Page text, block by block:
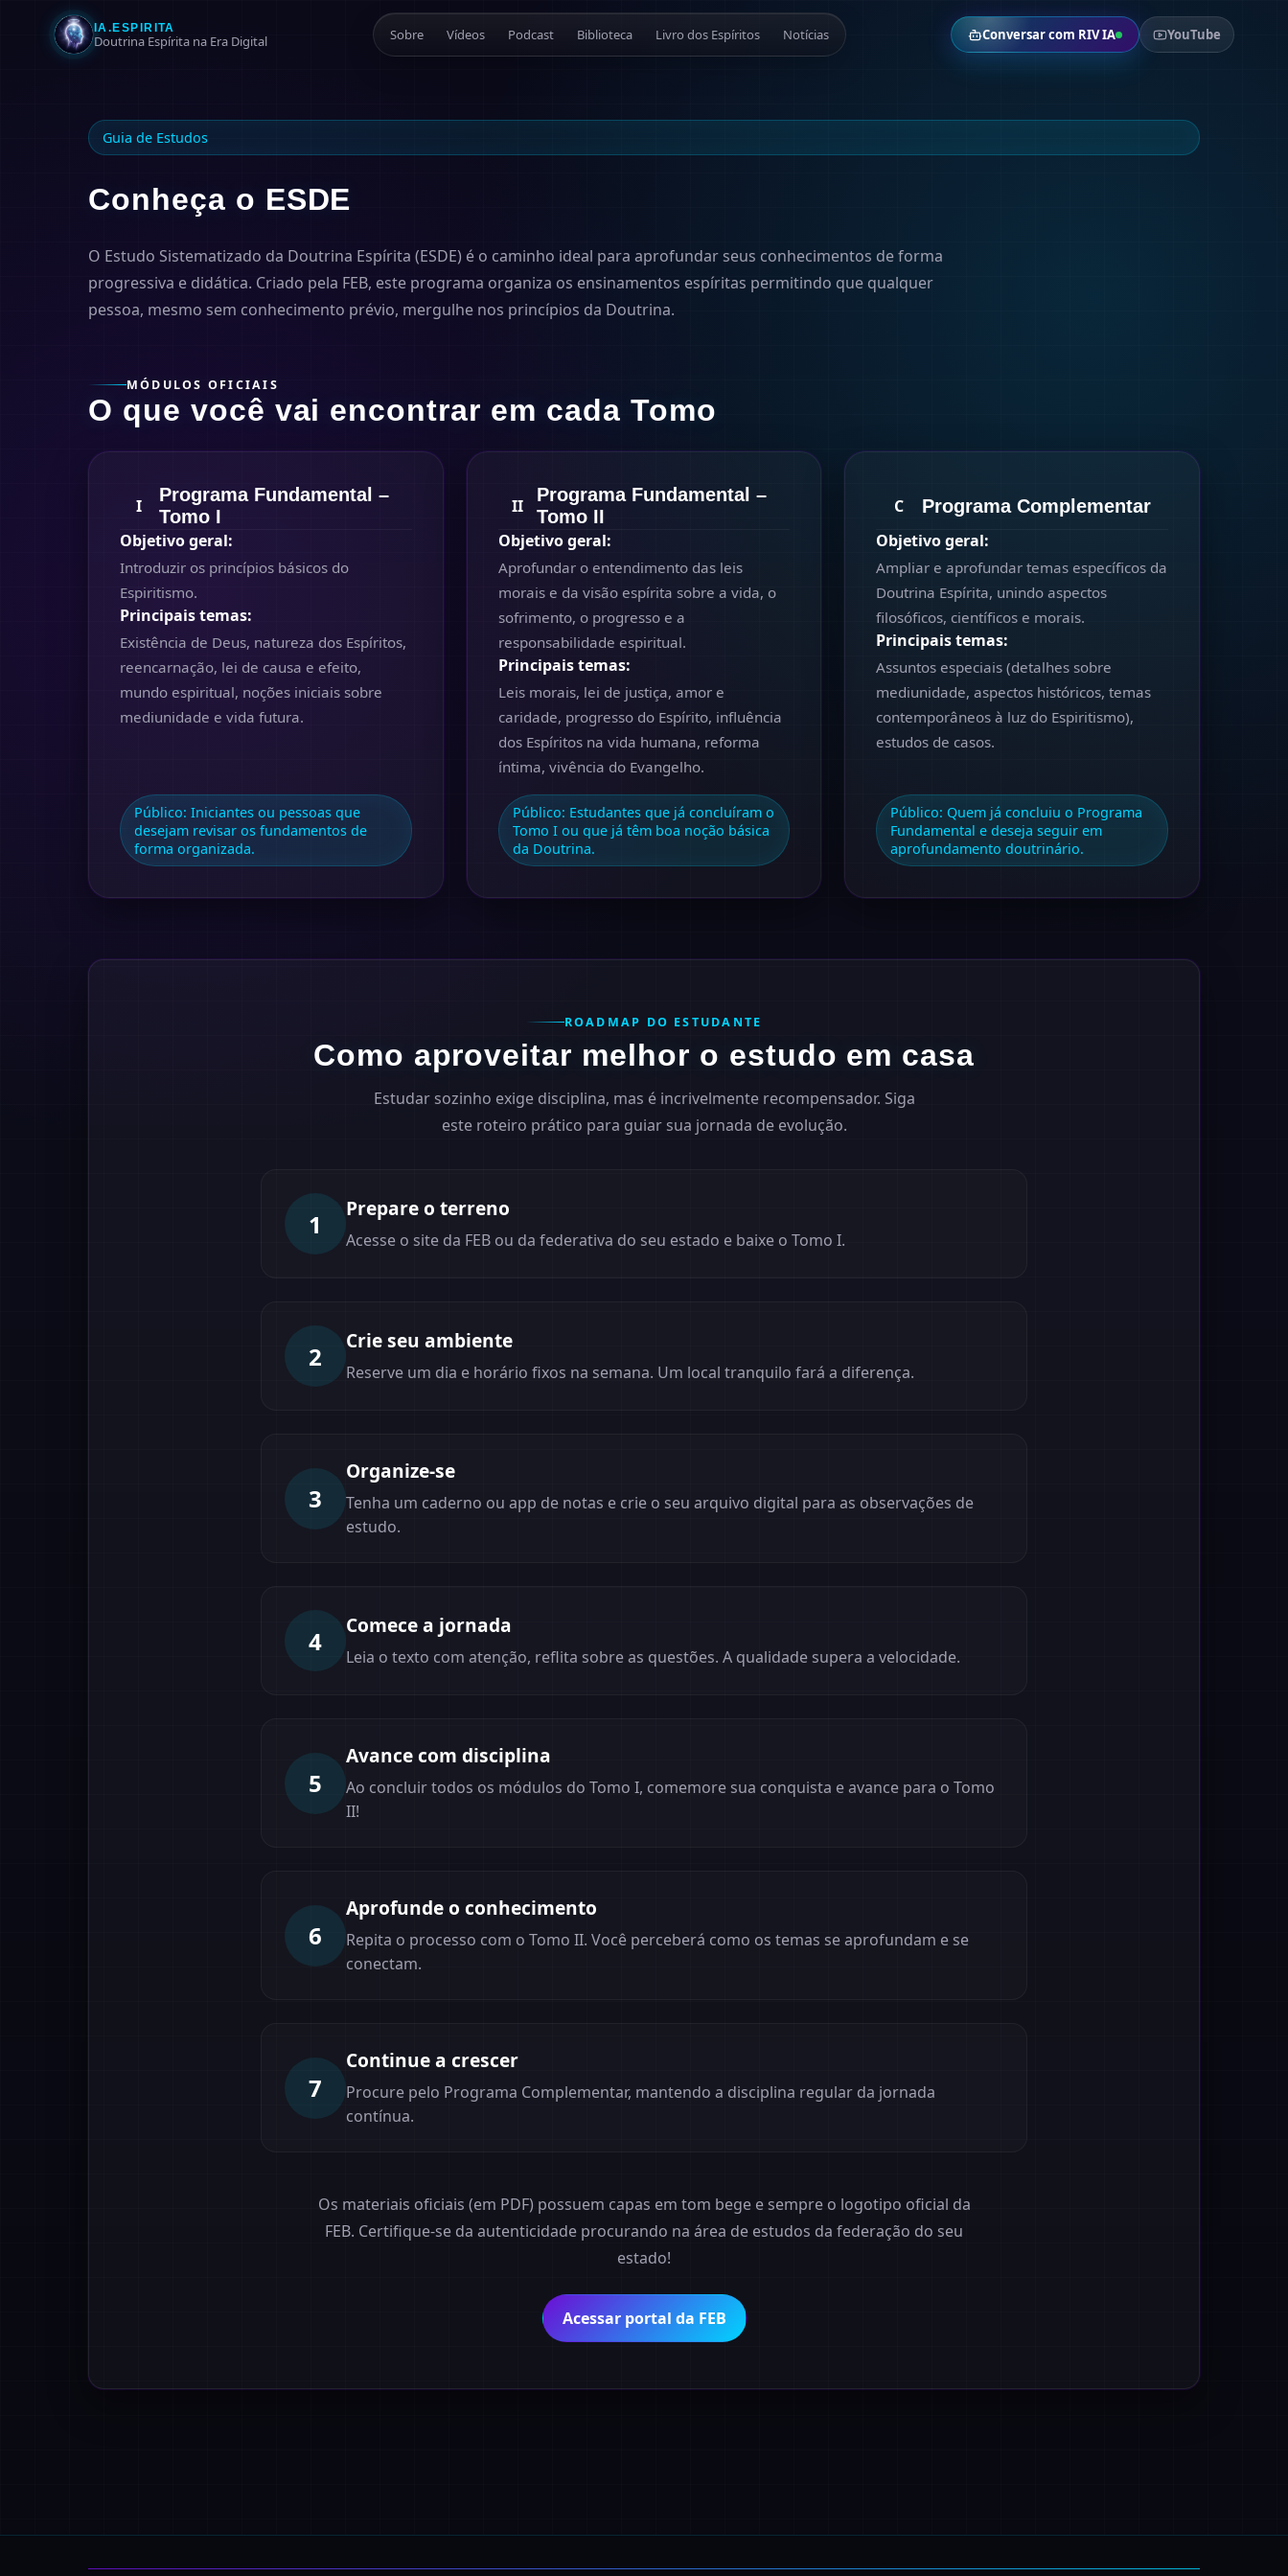
IA.ESPIRITA
Doutrina Espírita na Era Digital Sobre Vídeos Podcast Biblioteca Livro dos Espíritos Notícias Conversar com RIV IA YouTube
Guia de Estudos
Conheça o ESDE
O Estudo Sistematizado da Doutrina Espírita (ESDE) é o caminho ideal para aprofundar seus conhecimentos de forma
progressiva e didática. Criado pela FEB, este programa organiza os ensinamentos espíritas permitindo que qualquer
pessoa, mesmo sem conhecimento prévio, mergulhe nos princípios da Doutrina.
MÓDULOS OFICIAIS
O que você vai encontrar em cada Tomo
I
Programa Fundamental –
Tomo I
Objetivo geral:
Introduzir os princípios básicos do
Espiritismo.
Principais temas:
Existência de Deus, natureza dos Espíritos,
reencarnação, lei de causa e efeito,
mundo espiritual, noções iniciais sobre
mediunidade e vida futura.
Público: Iniciantes ou pessoas que
desejam revisar os fundamentos de
forma organizada.
II
Programa Fundamental –
Tomo II
Objetivo geral:
Aprofundar o entendimento das leis
morais e da visão espírita sobre a vida, o
sofrimento, o progresso e a
responsabilidade espiritual.
Principais temas:
Leis morais, lei de justiça, amor e
caridade, progresso do Espírito, influência
dos Espíritos na vida humana, reforma
íntima, vivência do Evangelho.
Público: Estudantes que já concluíram o
Tomo I ou que já têm boa noção básica
da Doutrina.
C
Programa Complementar
Objetivo geral:
Ampliar e aprofundar temas específicos da
Doutrina Espírita, unindo aspectos
filosóficos, científicos e morais.
Principais temas:
Assuntos especiais (detalhes sobre
mediunidade, aspectos históricos, temas
contemporâneos à luz do Espiritismo),
estudos de casos.
Público: Quem já concluiu o Programa
Fundamental e deseja seguir em
aprofundamento doutrinário.
ROADMAP DO ESTUDANTE
Como aproveitar melhor o estudo em casa
Estudar sozinho exige disciplina, mas é incrivelmente recompensador. Siga
este roteiro prático para guiar sua jornada de evolução.
1 Prepare o terreno
Acesse o site da FEB ou da federativa do seu estado e baixe o Tomo I.
2 Crie seu ambiente
Reserve um dia e horário fixos na semana. Um local tranquilo fará a diferença.
3
Organize-se
Tenha um caderno ou app de notas e crie o seu arquivo digital para as observações de
estudo.
4 Comece a jornada
Leia o texto com atenção, reflita sobre as questões. A qualidade supera a velocidade.
5
Avance com disciplina
Ao concluir todos os módulos do Tomo I, comemore sua conquista e avance para o Tomo
II!
6
Aprofunde o conhecimento
Repita o processo com o Tomo II. Você perceberá como os temas se aprofundam e se
conectam.
7
Continue a crescer
Procure pelo Programa Complementar, mantendo a disciplina regular da jornada
contínua.
Os materiais oficiais (em PDF) possuem capas em tom bege e sempre o logotipo oficial da
FEB. Certifique-se da autenticidade procurando na área de estudos da federação do seu
estado!
Acessar portal da FEB